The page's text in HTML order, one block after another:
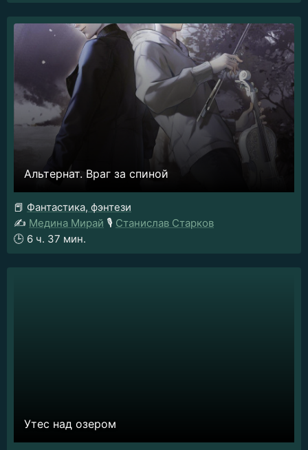
Альтернат. Враг за спиной
📕 Фантастика, фэнтези
✍️ Медина Мирай 🎙️ Станислав Старков
🕒 6 ч. 37 мин.
Утес над озером